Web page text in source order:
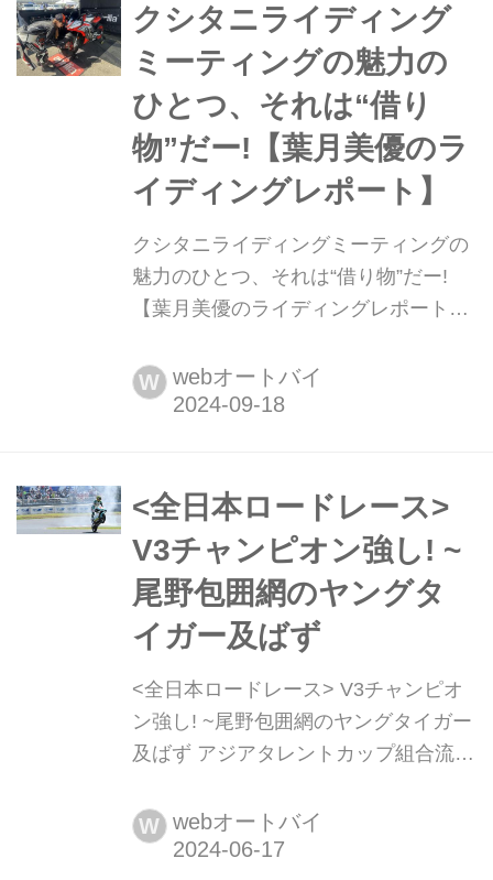
んな大好きテイスト・オブ・ツクバ開
幕直前! ということで私が昨年から走
り始めた筑波サーキット・コース2000
の超王道観戦エリアを紹介します。 ※
広角の写真は、遠く...
クシタニライディング
ミーティングの魅力の
ひとつ、それは“借り
物”だー!【葉月美優のラ
イディングレポート】
クシタニライディングミーティングの
魅力のひとつ、それは“借り物”だー!
【葉月美優のライディングレポート】
ていると、ツーリングにも行きたくな
るし、その逆もありますね。 日光ツー
ぜひご覧ください! 【ツーリングコー
デ紹介】日光街道並木ツーリングをし
たら春を満喫できました...
W webオートバイ
<全日本ロードレース>
V3チャンピオン強し! ~
尾野包囲網のヤングタ
イガー及ばず
<全日本ロードレース> V3チャンピオ
ン強し! ~尾野包囲網のヤングタイガー
及ばず アジアタレントカップ組合流で
を、終わってみればポールtoウィンを
飾った尾野弘樹 酷暑寸前の筑波大会で
W webオートバイ